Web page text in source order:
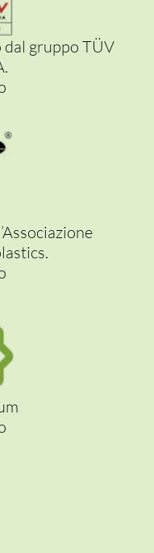
dal gruppo TÜV